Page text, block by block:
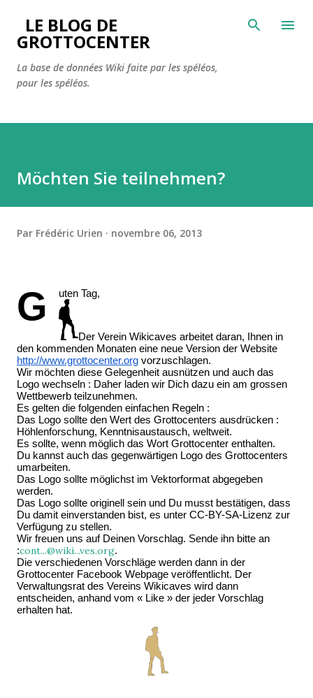
Accéder au contenu principal
LE BLOG DE
GROTTOCENTER
La base de données Wiki faite par les spéléos,
pour les spéléos.
Möchten Sie teilnehmen?
Par Frédéric Urien novembre 06, 2013
G uten Tag,
Der Verein Wikicaves arbeitet daran, Ihnen in
den kommenden Monaten eine neue Version der Website
http://www.grottocenter.org vorzuschlagen.
Wir möchten diese Gelegenheit ausnützen und auch das
Logo wechseln : Daher laden wir Dich dazu ein am grossen
Wettbewerb teilzunehmen.
Es gelten die folgenden einfachen Regeln :
Das Logo sollte den Wert des Grottocenters ausdrücken :
Höhlenforschung, Kenntnisaustausch, weltweit.
Es sollte, wenn möglich das Wort Grottocenter enthalten.
Du kannst auch das gegenwärtigen Logo des Grottocenters
umarbeiten.
Das Logo sollte möglichst im Vektorformat abgegeben
werden.
Das Logo sollte originell sein und Du musst bestätigen, dass
Du damit einverstanden bist, es unter CC-BY-SA-Lizenz zur
Verfügung zu stellen.
Wir freuen uns auf Deinen Vorschlag. Sende ihn bitte an
:cont...@wiki...ves.org.
Die verschiedenen Vorschläge werden dann in der
Grottocenter Facebook Webpage veröffentlicht. Der
Verwaltungsrat des Vereins Wikicaves wird dann
entscheiden, anhand vom « Like » der jeder Vorschlag
erhalten hat.